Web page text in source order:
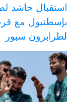
استقبال حاشد
بإسطنبول مع
لطرابزون سبور